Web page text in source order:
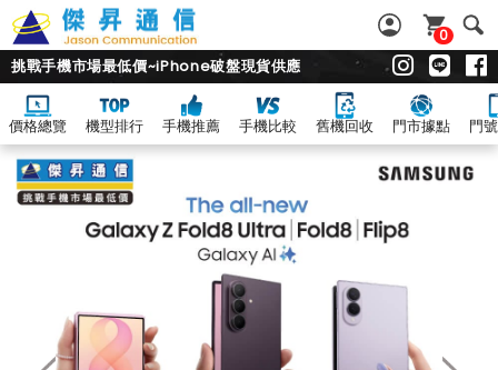
0
挑戰手機市場最低價~iPhone破盤現貨供應
價格總覽 機型排行 手機推薦 手機比較 舊機回收 門市據點 門